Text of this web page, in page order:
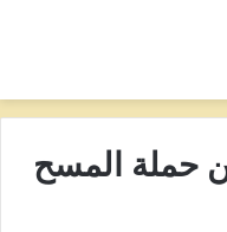
حملة المسح